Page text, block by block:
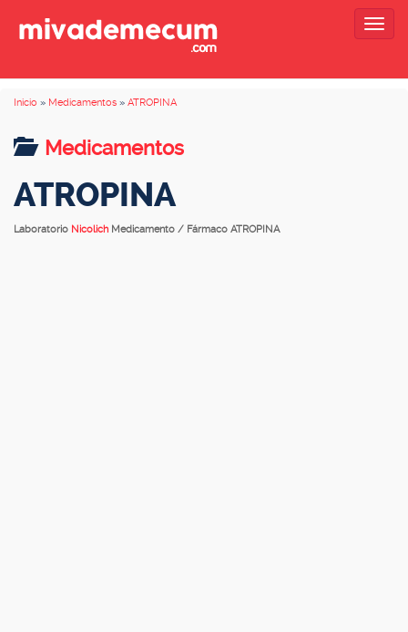
Inicio » Medicamentos » ATROPINA
Medicamentos
ATROPINA
Laboratorio Nicolich Medicamento / Fármaco ATROPINA